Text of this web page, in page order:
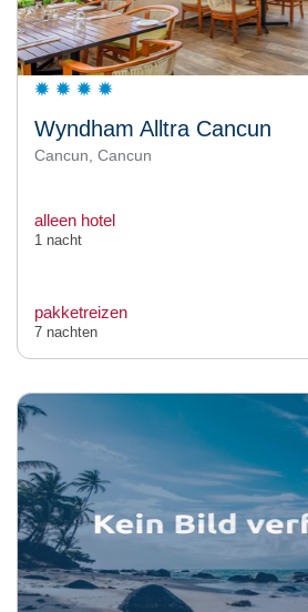
Wyndham Alltra Cancun
Cancun, Cancun
alleen hotel
1 nacht
pakketreizen
7 nachten